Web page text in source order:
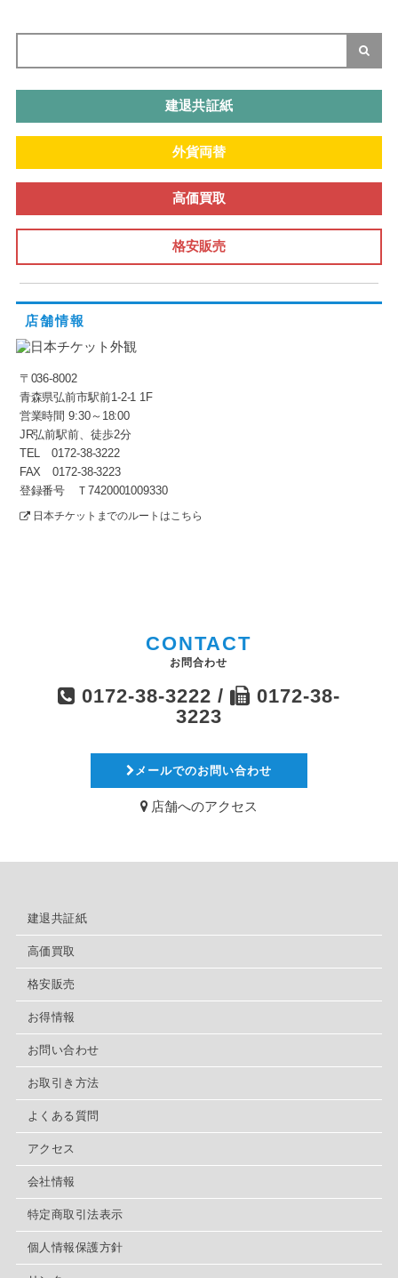
建退共証紙
外貨両替
高価買取
格安販売
店舗情報
〒036-8002
青森県弘前市駅前1-2-1 1F
営業時間 9:30～18:00
JR弘前駅前、徒歩2分
TEL 0172-38-3222
FAX 0172-38-3223
登録番号 Ｔ7420001009330
日本チケットまでのルートはこちら
CONTACT
お問合わせ
0172-38-3222 /
0172-38-
3223
メールでのお問い合わせ
店舗へのアクセス
建退共証紙
高価買取
格安販売
お得情報
お問い合わせ
お取引き方法
よくある質問
アクセス
会社情報
特定商取引法表示
個人情報保護方針